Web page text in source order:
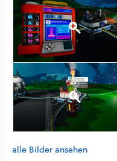
alle Bilder ansehen